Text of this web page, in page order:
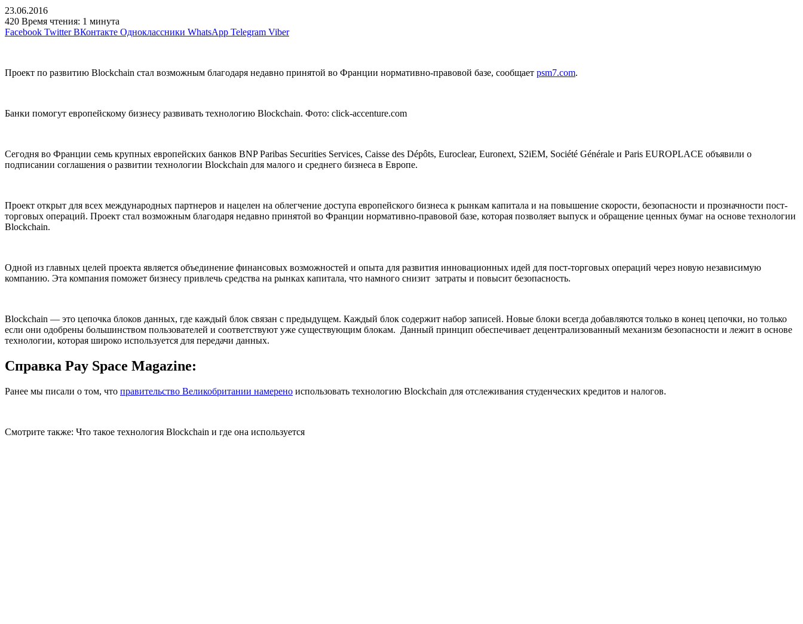
23.06.2016
420 Время чтения: 1 минута
Facebook Twitter ВКонтакте Одноклассники WhatsApp Telegram Viber
Проект по развитию Blockchain стал возможным благодаря недавно принятой во Франции нормативно-правовой базе, сообщает psm7.com.
Банки помогут европейскому бизнесу развивать технологию Blockchain. Фото: click-accenture.com
Сегодня во Франции семь крупных европейских банков BNP Paribas Securities Services, Caisse des Dépôts, Euroclear, Euronext, S2iEM, Société Générale и Paris EUROPLACE объявили о
подписании соглашения о развитии технологии Blockchain для малого и среднего бизнеса в Европе.
Проект открыт для всех международных партнеров и нацелен на облегчение доступа европейского бизнеса к рынкам капитала и на повышение скорости, безопасности и прозначности пост-
торговых операций. Проект стал возможным благодаря недавно принятой во Франции нормативно-правовой базе, которая позволяет выпуск и обращение ценных бумаг на основе технологии
Blockchain.
Одной из главных целей проекта является объединение финансовых возможностей и опыта для развития инновационных идей для пост-торговых операций через новую независимую
компанию. Эта компания поможет бизнесу привлечь средства на рынках капитала, что намного снизит затраты и повысит безопасность.
Blockchain — это цепочка блоков данных, где каждый блок связан с предыдущем. Каждый блок содержит набор записей. Новые блоки всегда добавляются только в конец цепочки, но только
если они одобрены большинством пользователей и соответствуют уже существующим блокам. Данный принцип обеспечивает децентрализованный механизм безопасности и лежит в основе
технологии, которая широко используется для передачи данных.
Справка Pay Space Magazine:
Ранее мы писали о том, что правительство Великобритании намерено использовать технологию Blockchain для отслеживания студенческих кредитов и налогов.
Смотрите также: Что такое технология Blockchain и где она используется